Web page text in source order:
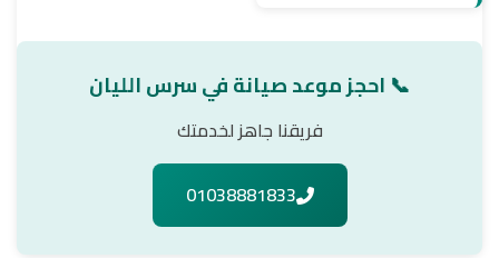
📞 احجز موعد صيانة في سرس الليان
فريقنا جاهز لخدمتك
01038881833